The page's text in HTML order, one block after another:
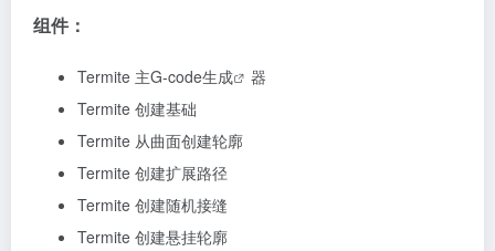
组件：
Termite 主G-code生成
器
Termite 创建基础
Termite 从曲面创建轮廓
Termite 创建扩展路径
Termite 创建随机接缝
Termite 创建悬挂轮廓